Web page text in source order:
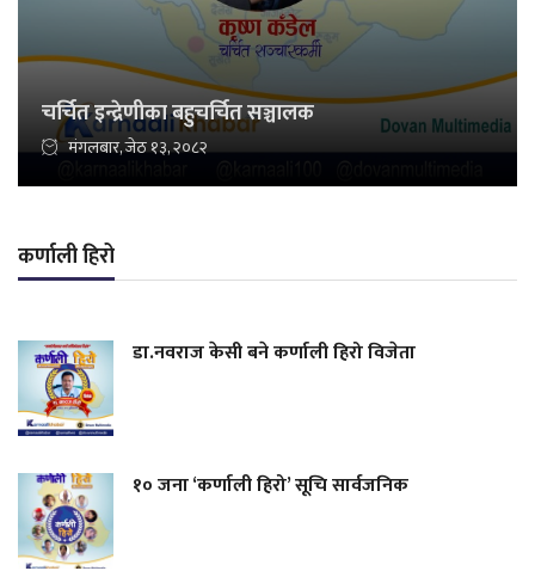
चर्चित इन्द्रेणीका बहुचर्चित सञ्चालक
मंगलबार, जेठ १३, २०८२
कर्णाली हिरो
डा.नवराज केसी बने कर्णाली हिरो विजेता
१० जना ‘कर्णाली हिरो’ सूचि सार्वजनिक